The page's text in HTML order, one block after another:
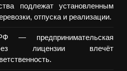
подлежат установленным
отпуска и реализации.
предпринимательская
лицензии влечёт